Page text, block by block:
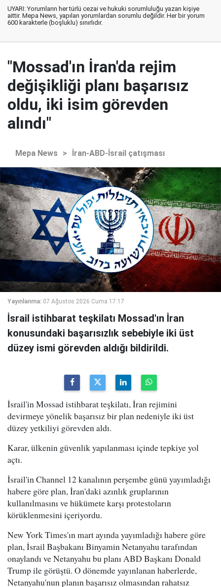
UYARI: Yorumların her türlü cezai ve hukuki sorumluluğu yazan kişiye
aittir. Mepa News, yapılan yorumlardan sorumlu değildir. Her bir yorum
600 karakterle (boşluklu) sınırlıdır.
"Mossad'ın İran'da rejim
değişikliği planı başarısız
oldu, iki isim görevden
alındı"
Mepa News > İran-ABD-İsrail çatışması
Yayınlanma: 07 Ağustos 2026 Cuma 17:17
İsrail istihbarat teşkilatı Mossad'ın İran
konusundaki başarısızlık sebebiyle iki üst
düzey ismi görevden aldığı bildirildi.
İsrail'in Mossad istihbarat teşkilatı, İran rejimini
devirmeye yönelik başarısız bir plan nedeniyle iki üst
düzey yetkiliyi görevden aldı.
Karar, ülkenin güvenlik yapılanması içinde tepkiye yol
açtı.
İsrail'in Channel 12 kanalının perşembe günü yayımladığı
habere göre plan, İran'daki azınlık gruplarının
kullanılmasını ve hükümete karşı protestoların
körüklenmesini içeriyordu.
New York Times'ın mart ayında yayımladığı habere göre
plan, İsrail Başbakanı Binyamin Netanyahu tarafından
onaylandı ve Netanyahu bu planı ABD Başkanı Donald
Trump ile görüştü. O dönemde yayınlanan haberlerde,
Netanyahu'nun planın başarısız olmasından rahatsız